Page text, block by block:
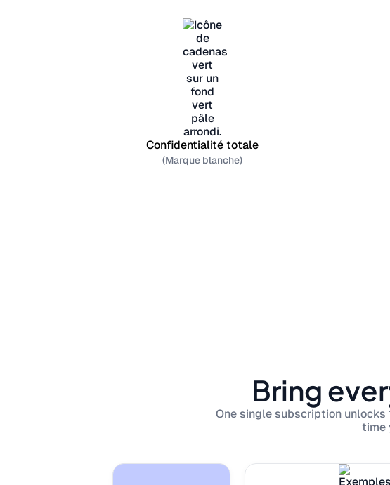
Confidentialité totale
(Marque blanche)
Bring
One single subscription unlocks
time